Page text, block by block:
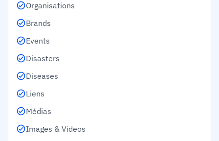
Organisations
Brands
Events
Disasters
Diseases
Liens
Médias
Images & Videos